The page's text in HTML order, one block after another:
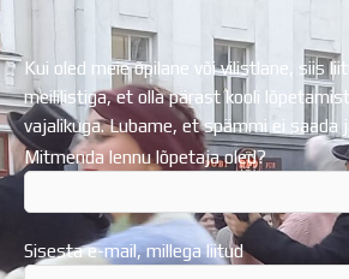
Kui oled meie õpilane või vilistlane, siis
meililistiga, et olla pärast kooli
vajalikuga. Lubame, et spämmi ei saada
Mitmenda lennu lõpetaja oled?
Sisesta e-mail, millega liitud